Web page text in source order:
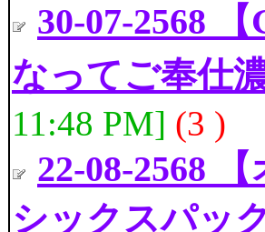
30-07-2568
なってご奉仕
11:48 PM] (3 )
22-08-2568
シックスパッ